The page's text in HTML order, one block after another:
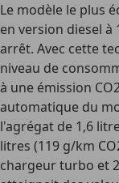
Le modèle le plus
en version diesel
arrêt. Avec cette
niveau de
à une émission
automatique du
l'agrégat de 1,6
litres (119 g/km
chargeur turbo et